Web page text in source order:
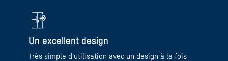
Un excellent design
Très simple d’utilisation avec un design à la fois